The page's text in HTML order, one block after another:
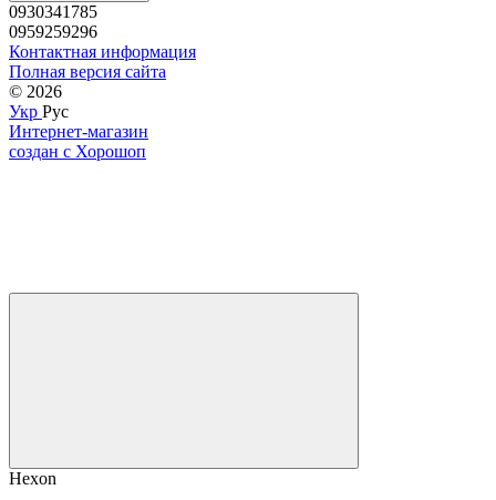
0930341785
0959259296
Контактная информация
Полная версия сайта
© 2026
Укр Рус
Интернет-магазин
создан с Хорошоп
Hexon